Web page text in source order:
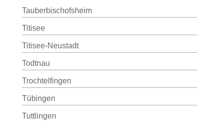
Tauberbischofsheim
Titisee
Titisee-Neustadt
Todtnau
Trochtelfingen
Tübingen
Tuttlingen